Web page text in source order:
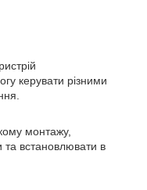
керувати різними
монтажу,
та встановлювати в